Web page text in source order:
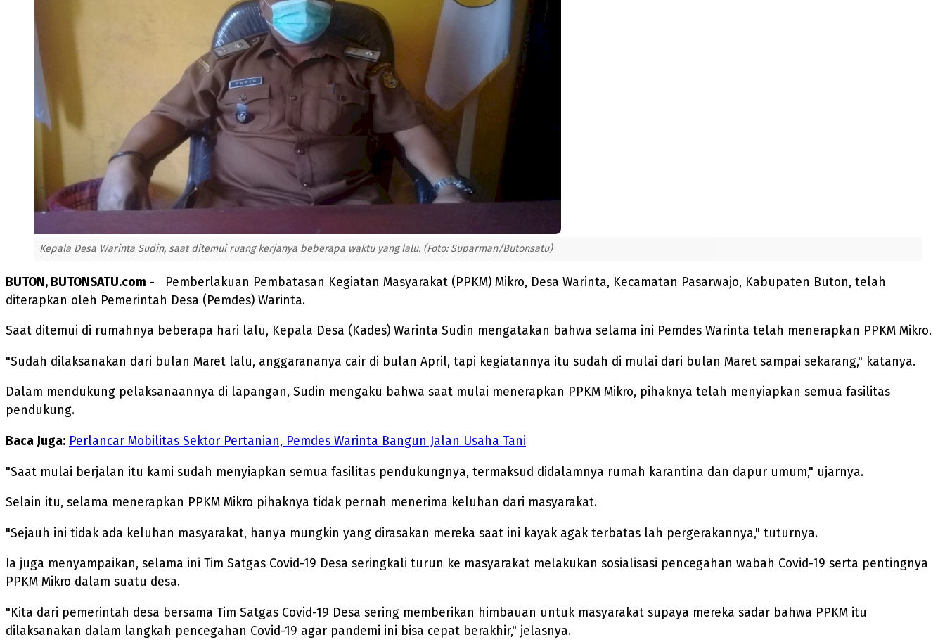
Kepala Desa Warinta Sudin, saat ditemui ruang kerjanya beberapa waktu yang lalu. (Foto: Suparman/Butonsatu)
BUTON, BUTONSATU.com - Pemberlakuan Pembatasan Kegiatan Masyarakat (PPKM) Mikro, Desa Warinta, Kecamatan Pasarwajo, Kabupaten Buton, telah
diterapkan oleh Pemerintah Desa (Pemdes) Warinta.
Saat ditemui di rumahnya beberapa hari lalu, Kepala Desa (Kades) Warinta Sudin mengatakan bahwa selama ini Pemdes Warinta telah menerapkan PPKM Mikro.
"Sudah dilaksanakan dari bulan Maret lalu, anggarananya cair di bulan April, tapi kegiatannya itu sudah di mulai dari bulan Maret sampai sekarang," katanya.
Dalam mendukung pelaksanaannya di lapangan, Sudin mengaku bahwa saat mulai menerapkan PPKM Mikro, pihaknya telah menyiapkan semua fasilitas
pendukung.
Baca Juga: Perlancar Mobilitas Sektor Pertanian, Pemdes Warinta Bangun Jalan Usaha Tani
"Saat mulai berjalan itu kami sudah menyiapkan semua fasilitas pendukungnya, termaksud didalamnya rumah karantina dan dapur umum," ujarnya.
Selain itu, selama menerapkan PPKM Mikro pihaknya tidak pernah menerima keluhan dari masyarakat.
"Sejauh ini tidak ada keluhan masyarakat, hanya mungkin yang dirasakan mereka saat ini kayak agak terbatas lah pergerakannya," tuturnya.
Ia juga menyampaikan, selama ini Tim Satgas Covid-19 Desa seringkali turun ke masyarakat melakukan sosialisasi pencegahan wabah Covid-19 serta pentingnya
PPKM Mikro dalam suatu desa.
"Kita dari pemerintah desa bersama Tim Satgas Covid-19 Desa sering memberikan himbauan untuk masyarakat supaya mereka sadar bahwa PPKM itu
dilaksanakan dalam langkah pencegahan Covid-19 agar pandemi ini bisa cepat berakhir," jelasnya.